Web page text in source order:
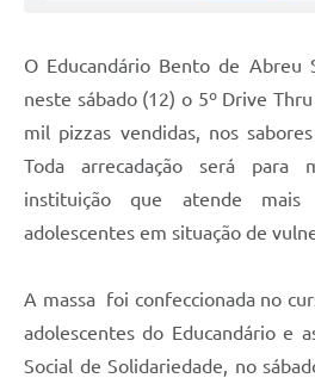
O Educandário Bento de Abreu
neste sábado (12) o 5º Drive
mil pizzas vendidas, nos
Toda arrecadação será para
instituição que atende
adolescentes em situação de
A massa foi confeccionada no
adolescentes do Educandário e
Social de Solidariedade, no